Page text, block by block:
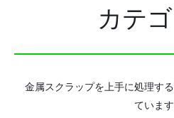
カテ
金属スクラップを上手に処理す
ています